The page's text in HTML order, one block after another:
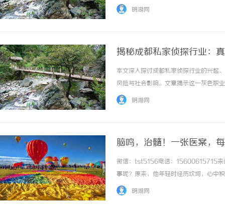
阴影中追寻真相，反映了社会复杂需求
明湖网
揭秘成都私家侦探行业：
本文深入探讨成都私家侦探行业的兴起
风险与社会影响。文章揭示这一灰色职
明湖网
脑鸣，治髓！一张医案，
微信：tst5156电话：15600615715来
事呢？原来，他年轻时经历坎坷，心中
心头。每当他思及旧事，便觉情绪波动
明湖网